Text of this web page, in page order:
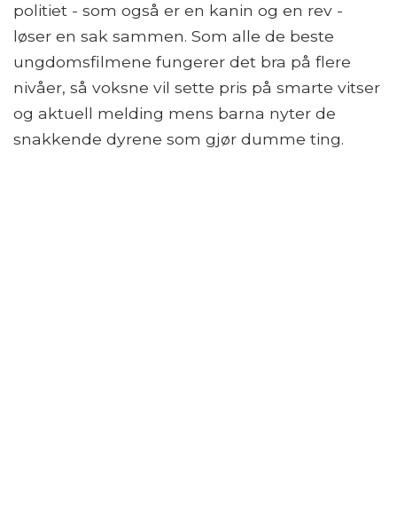
politiet - som også er en kanin og en rev -
løser en sak sammen. Som alle de beste
ungdomsfilmene fungerer det bra på flere
nivåer, så voksne vil sette pris på smarte vitser
og aktuell melding mens barna nyter de
snakkende dyrene som gjør dumme ting.